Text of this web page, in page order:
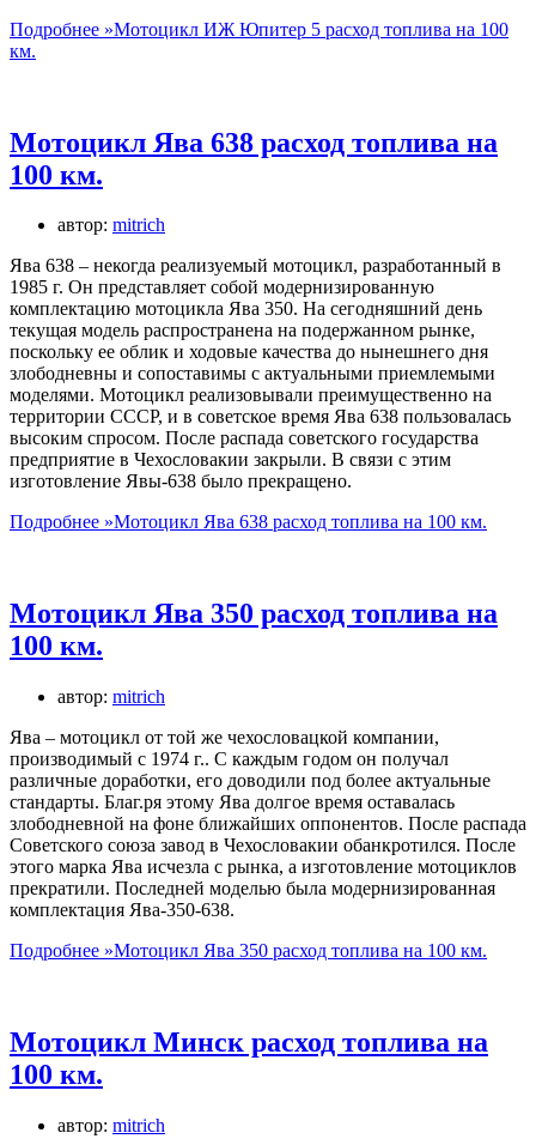
Подробнее »Мотоцикл ИЖ Юпитер 5 расход топлива на 100
км.
Мотоцикл Ява 638 расход топлива на
100 км.
автор: mitrich
Ява 638 – некогда реализуемый мотоцикл, разработанный в
1985 г. Он представляет собой модернизированную
комплектацию мотоцикла Ява 350. На сегодняшний день
текущая модель распространена на подержанном рынке,
поскольку ее облик и ходовые качества до нынешнего дня
злободневны и сопоставимы с актуальными приемлемыми
моделями. Мотоцикл реализовывали преимущественно на
территории СССР, и в советское время Ява 638 пользовалась
высоким спросом. После распада советского государства
предприятие в Чехословакии закрыли. В связи с этим
изготовление Явы-638 было прекращено.
Подробнее »Мотоцикл Ява 638 расход топлива на 100 км.
Мотоцикл Ява 350 расход топлива на
100 км.
автор: mitrich
Ява – мотоцикл от той же чехословацкой компании,
производимый с 1974 г.. С каждым годом он получал
различные доработки, его доводили под более актуальные
стандарты. Благ.ря этому Ява долгое время оставалась
злободневной на фоне ближайших оппонентов. После распада
Советского союза завод в Чехословакии обанкротился. После
этого марка Ява исчезла с рынка, а изготовление мотоциклов
прекратили. Последней моделью была модернизированная
комплектация Ява-350-638.
Подробнее »Мотоцикл Ява 350 расход топлива на 100 км.
Мотоцикл Минск расход топлива на
100 км.
автор: mitrich